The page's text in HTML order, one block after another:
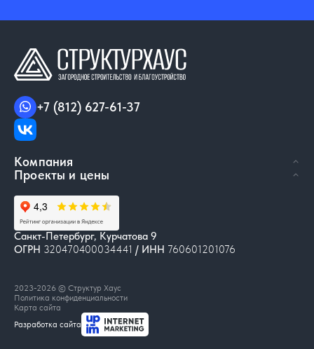
Компания
Проекты и цены
+7 (812) 627-61-37
Санкт-Петербург, Курчатова 9
ОГРН 320470400034441 / ИНН 760601201076
2023-2026 © Структур Хаус
Политика конфиденциальности
Карта сайта
Разработка сайта